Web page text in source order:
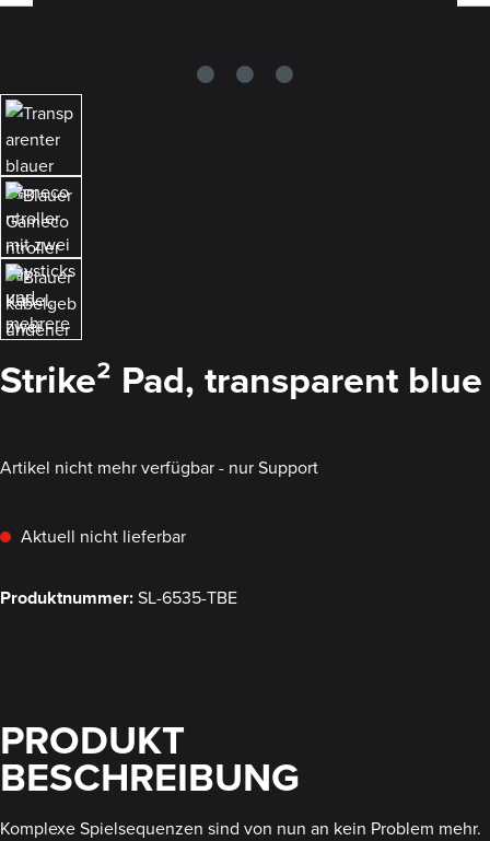
Strike² Pad, transparent blue
Artikel nicht mehr verfügbar - nur Support
Aktuell nicht lieferbar
Produktnummer:SL-6535-TBE
PRODUKT
BESCHREIBUNG
Komplexe Spielsequenzen sind von nun an kein Problem mehr.